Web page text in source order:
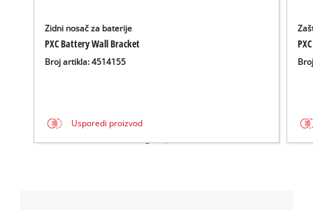
We need your consent to load the
Zidni nosač za baterije
PXC Battery Wall Bracket
Broj artikla: 4514155
Usporedi proizvod